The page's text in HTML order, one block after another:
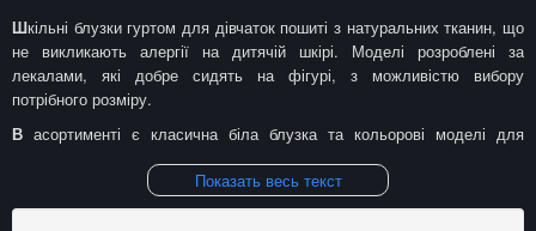
Шкільні блузки гуртом для дівчаток пошиті з натуральних тканин, що
не викликають алергії на дитячій шкірі. Моделі розроблені за
лекалами, які добре сидять на фігурі, з можливістю вибору
потрібного розміру.
В асортименті є класична біла блузка та кольорові моделі для
Умови гуртової співпраці
Показать весь текст